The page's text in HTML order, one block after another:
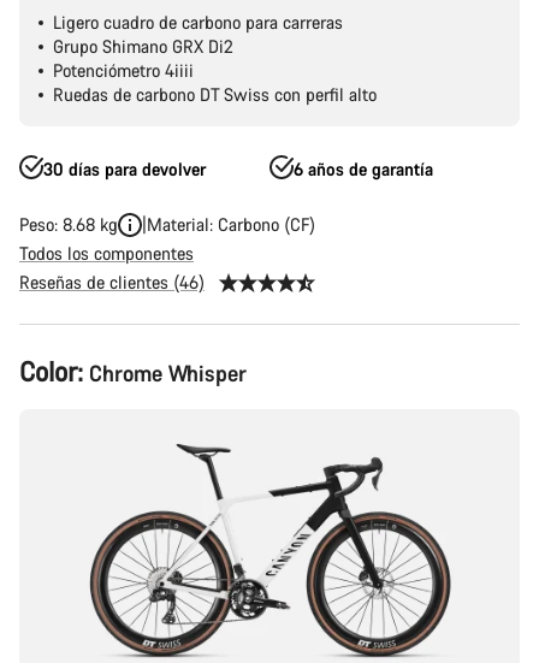
Ligero cuadro de carbono para carreras
Grupo Shimano GRX Di2
Potenciómetro 4iiii
Ruedas de carbono DT Swiss con perfil alto
30 días para devolver 6 años de garantía
Peso: 8.68 kg
Material: Carbono (CF)
Todos los componentes
Reseñas de clientes (46)
Configuración
del
Color: Chrome Whisper